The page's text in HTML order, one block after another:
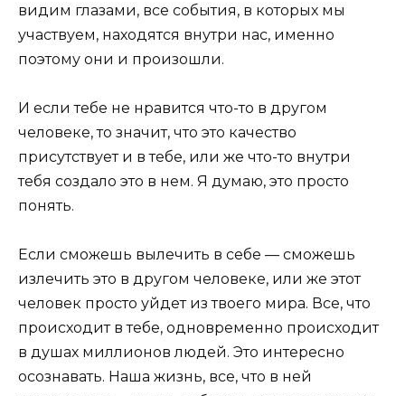
видим глазами, все события, в которых мы
участвуем, находятся внутри нас, именно
поэтому они и произошли.
И если тебе не нравится что-то в другом
человеке, то значит, что это качество
присутствует и в тебе, или же что-то внутри
тебя создало это в нем. Я думаю, это просто
понять.
Если сможешь вылечить в себе — сможешь
излечить это в другом человеке, или же этот
человек просто уйдет из твоего мира. Все, что
происходит в тебе, одновременно происходит
в душах миллионов людей. Это интересно
осознавать. Наша жизнь, все, что в ней